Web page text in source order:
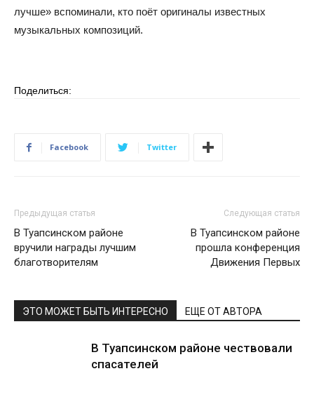
лучше» вспоминали, кто поёт оригиналы известных
музыкальных композиций.
Поделиться:
Facebook Twitter
Предыдущая статья
В Туапсинском районе
вручили награды лучшим
благотворителям
Следующая статья
В Туапсинском районе
прошла конференция
Движения Первых
ЭТО МОЖЕТ БЫТЬ ИНТЕРЕСНО ЕЩЕ ОТ АВТОРА
В Туапсинском районе чествовали
спасателей